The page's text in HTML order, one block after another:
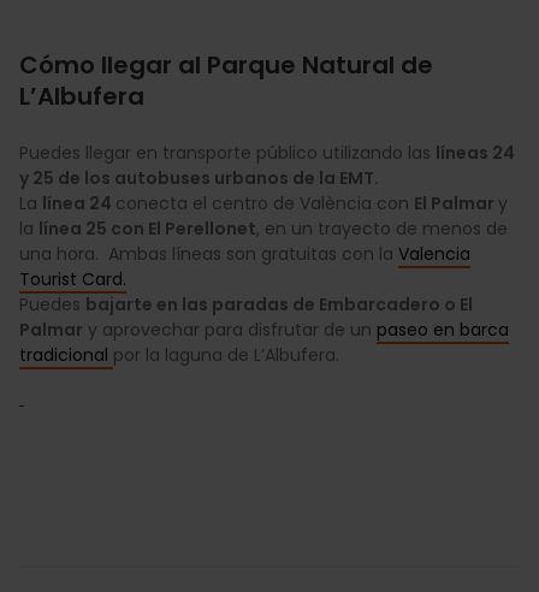
Cómo llegar al Parque Natural de
L’Albufera
Puedes llegar en transporte público utilizando las líneas 24
y 25 de los autobuses urbanos de la EMT.
La línea 24 conecta el centro de València con El Palmar y
la línea 25 con El Perellonet, en un trayecto de menos de
una hora. Ambas líneas son gratuitas con la Valencia
Tourist Card.
Puedes bajarte en las paradas de Embarcadero o El
Palmar y aprovechar para disfrutar de un paseo en barca
tradicional por la laguna de L’Albufera.